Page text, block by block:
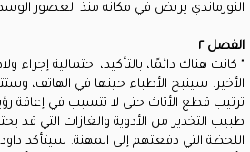
النورماندي يربض في مكانه منذ العصور
الفصل ٢
" كانت هناك دائمًا، بالتأكيد، احتمالية إجراء
الأخير. سينبح الأطباء حينها في الهاتف،
ترتيب قطع الأثاث حتى لا تتسبب في إعاقة
طبيب التخدير من الأدوية والغازات التي قد
اللحظة التي دفعتهم إلى المهنة. سيتأكد